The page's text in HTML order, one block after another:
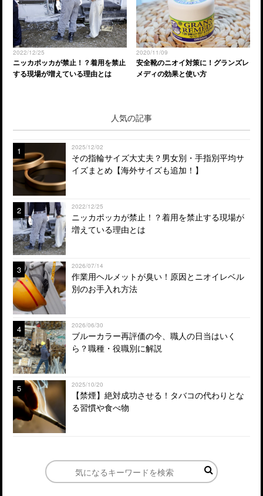
2022/12/25
ニッカポッカが禁止！？着用を禁止
する現場が増えている理由とは
2020/11/09
安全靴のニオイ対策に！グランズレ
メディの効果と使い方
人気の記事
1 2025/12/02
その指輪サイズ大丈夫？男女別・手指別平均サ
イズまとめ【海外サイズも追加！】
2 2022/12/25
ニッカポッカが禁止！？着用を禁止する現場が
増えている理由とは
3 2026/07/14
作業用ヘルメットが臭い！原因とニオイレベル
別のお手入れ方法
4 2026/06/30
ブルーカラー再評価の今、職人の日当はいく
ら？職種・役職別に解説
5 2025/10/20
【禁煙】絶対成功させる！タバコの代わりとな
る習慣や食べ物